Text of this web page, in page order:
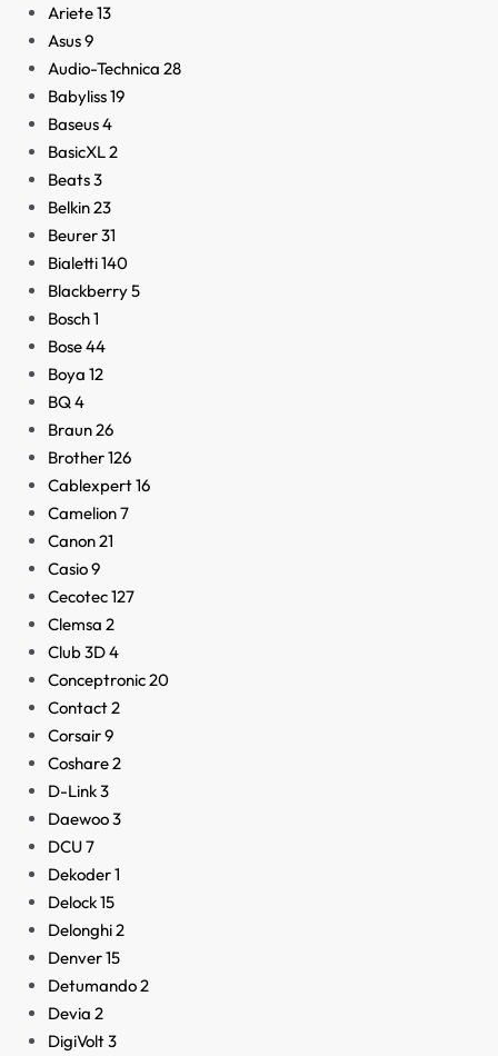
Ariete13
Asus9
Audio-Technica 28
Babyliss19
Baseus4
BasicXL2
Beats3
Belkin23
Beurer31
Bialetti140
Blackberry5
Bosch1
Bose44
Boya 12
BQ4
Braun26
Brother126
Cablexpert16
Camelion7
Canon21
Casio9
Cecotec127
Clemsa 2
Club 3D4
Conceptronic20
Contact2
Corsair9
Coshare2
D-Link3
Daewoo3
DCU7
Dekoder1
Delock15
Delonghi2
Denver15
Detumando2
Devia 2
DigiVolt3